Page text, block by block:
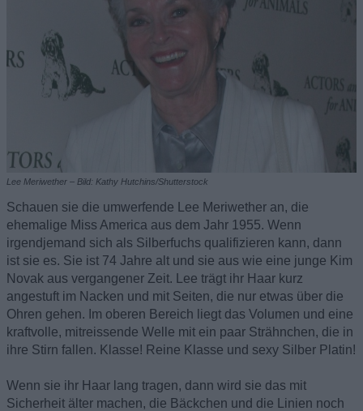
Lee Meriwether – Bild: Kathy Hutchins/Shutterstock
Schauen sie die umwerfende Lee Meriwether an, die
ehemalige Miss America aus dem Jahr 1955. Wenn
irgendjemand sich als Silberfuchs qualifizieren kann, dann
ist sie es. Sie ist 74 Jahre alt und sie aus wie eine junge Kim
Novak aus vergangener Zeit. Lee trägt ihr Haar kurz
angestuft im Nacken und mit Seiten, die nur etwas über die
Ohren gehen. Im oberen Bereich liegt das Volumen und eine
kraftvolle, mitreissende Welle mit ein paar Strähnchen, die in
ihre Stirn fallen. Klasse! Reine Klasse und sexy Silber Platin!
Wenn sie ihr Haar lang tragen, dann wird sie das mit
Sicherheit älter machen, die Bäckchen und die Linien noch